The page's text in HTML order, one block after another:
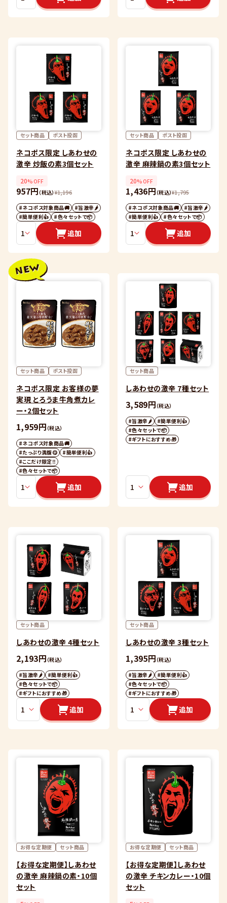
セット商品 ポスト投函
ネコポス限定 しあわせの
激辛 炒飯の素3個セット
20%OFF
957円（税込）¥1,196
#ネコポス対象商品🚚
#旨激辛🌶
#簡単便利👍
#色々セットで📦
追加
セット商品 ポスト投函
ネコポス限定 しあわせの
激辛 麻辣鍋の素3個セット
20%OFF
1,436円（税込）¥1,795
#ネコポス対象商品🚚
#旨激辛🌶
#簡単便利👍
#色々セットで📦
追加
セット商品 ポスト投函
ネコポス限定 お客様の夢
実現 とろうま牛角煮カレ
ー・2個セット
1,959円（税込）
#ネコポス対象商品🚚
#たっぷり満腹😋
#簡単便利👍
#ここだけ限定‼️
#色々セットで📦
追加
セット商品
しあわせの激辛 7種セット
3,589円（税込）
#旨激辛🌶
#簡単便利👍
#色々セットで📦
#ギフトにおすすめ🎁
追加
セット商品
しあわせの激辛 4種セット
2,193円（税込）
#旨激辛🌶
#簡単便利👍
#色々セットで📦
#ギフトにおすすめ🎁
追加
セット商品
しあわせの激辛 3種セット
1,395円（税込）
#旨激辛🌶
#簡単便利👍
#色々セットで📦
#ギフトにおすすめ🎁
追加
お得な定期便 セット商品
【お得な定期便】しあわせ
の激辛 麻辣鍋の素・10個
セット
お得な定期便 セット商品
【お得な定期便】しあわせ
の激辛 チキンカレー・10個
セット